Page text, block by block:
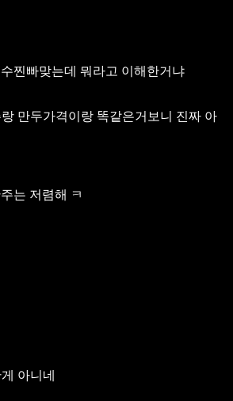
찐빠맞는데 뭐라고 이해한거냐
만두가격이랑 똑같은거보니 진짜 아
는 저렴해 ㅋ
아니네